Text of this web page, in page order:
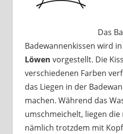
Das
Badewannenkissen wird
Löwen vorgestellt. Die
verschiedenen Farben
das Liegen in der
machen. Während das
umschmeichelt, liegen
nämlich trotzdem mit